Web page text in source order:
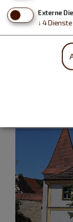
Externe
↓ 4Dienste